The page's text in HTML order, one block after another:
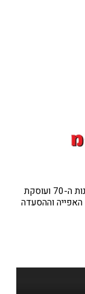
חברת ב.פ.ר סוכנויות בע"מ נוסדה בראשית שנות ה-70 ועוסקת
האפייה וההסעדה